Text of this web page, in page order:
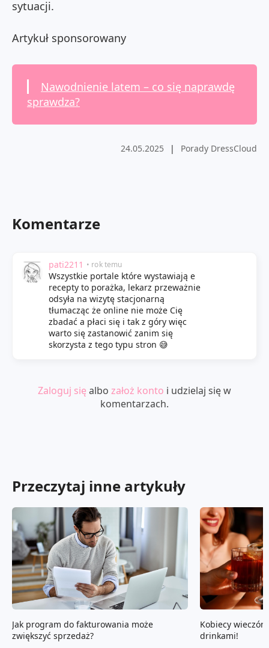
sytuacji.
Artykuł sponsorowany
Nawodnienie latem – co się naprawdę
sprawdza?
24.05.2025 | Porady DressCloud
Komentarze
pati2211 • rok temu
Wszystkie portale które wystawiają e
recepty to porażka, lekarz przeważnie
odsyła na wizytę stacjonarną
tłumacząc że online nie może Cię
zbadać a płaci się i tak z góry więc
warto się zastanowić zanim się
skorzysta z tego typu stron 😅
Zaloguj się albo założ konto i udzielaj się w
komentarzach.
Przeczytaj inne artykuły
Jak program do fakturowania może
zwiększyć sprzedaż?
Kobiecy
drinkami!